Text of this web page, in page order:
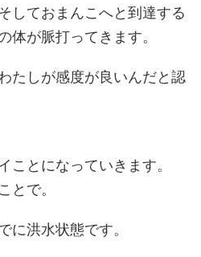
ておまんこへと到達する
体が脈打ってきます。
たしが感度が良いんだと認
ことになっていきます。
とで。
に洪水状態です。